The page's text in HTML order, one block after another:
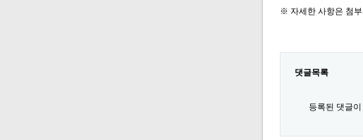
※ 자세한 사항은 첨
댓글목록
등록된 댓글